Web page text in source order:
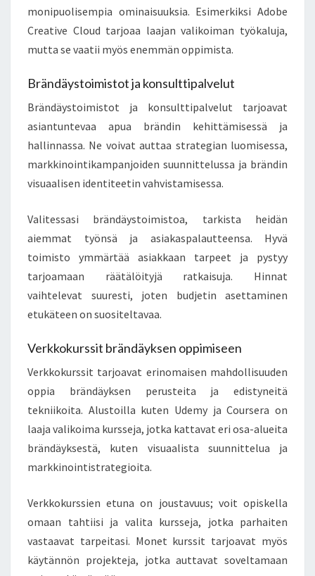
monipuolisempia ominaisuuksia. Esimerkiksi Adobe
Creative Cloud tarjoaa laajan valikoiman työkaluja,
mutta se vaatii myös enemmän oppimista.
Brändäystoimistot ja konsulttipalvelut
Brändäystoimistot ja konsulttipalvelut tarjoavat
asiantuntevaa apua brändin kehittämisessä ja
hallinnassa. Ne voivat auttaa strategian luomisessa,
markkinointikampanjoiden suunnittelussa ja brändin
visuaalisen identiteetin vahvistamisessa.
Valitessasi brändäystoimistoa, tarkista heidän
aiemmat työnsä ja asiakaspalautteensa. Hyvä
toimisto ymmärtää asiakkaan tarpeet ja pystyy
tarjoamaan räätälöityjä ratkaisuja. Hinnat
vaihtelevat suuresti, joten budjetin asettaminen
etukäteen on suositeltavaa.
Verkkokurssit brändäyksen oppimiseen
Verkkokurssit tarjoavat erinomaisen mahdollisuuden
oppia brändäyksen perusteita ja edistyneitä
tekniikoita. Alustoilla kuten Udemy ja Coursera on
laaja valikoima kursseja, jotka kattavat eri osa-alueita
brändäyksestä, kuten visuaalista suunnittelua ja
markkinointistrategioita.
Verkkokurssien etuna on joustavuus; voit opiskella
omaan tahtiisi ja valita kursseja, jotka parhaiten
vastaavat tarpeitasi. Monet kurssit tarjoavat myös
käytännön projekteja, jotka auttavat soveltamaan